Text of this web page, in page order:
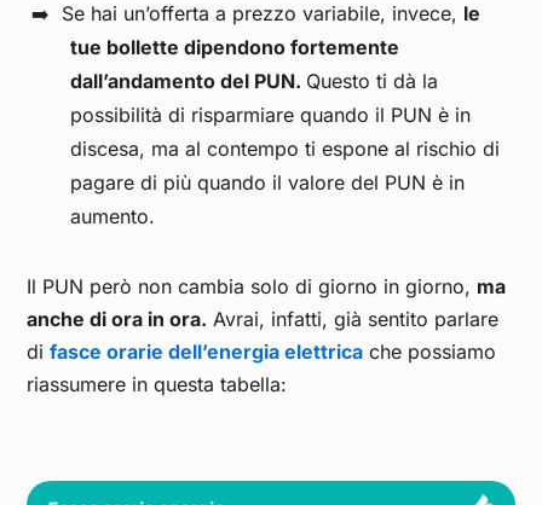
Settembre 2024
Agosto 2024 0,128
Luglio 2024 0,112
Maggio 2024 0,095
Aprile 2024
Se hai un’offerta a prezzo variabile, invece, le
tue bollette dipendono fortemente
dall’andamento del PUN. Questo ti dà la
possibilità di risparmiare quando il PUN è in
discesa, ma al contempo ti espone al rischio di
pagare di più quando il valore del PUN è in
aumento.
Il PUN però non cambia solo di giorno in giorno, ma
anche di ora in ora. Avrai, infatti, già sentito parlare
difasce orarie dell’energia elettrica che possiamo
riassumere in questa tabella: